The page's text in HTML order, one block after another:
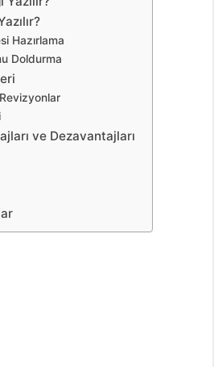
Hazırlama
Doldurma
ve Dezavantajları